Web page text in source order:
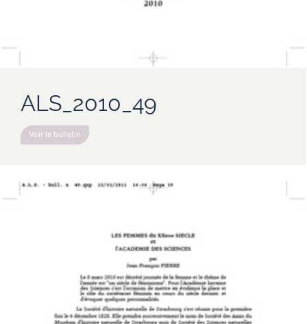
ALS_2010_49
Voir le bulletin